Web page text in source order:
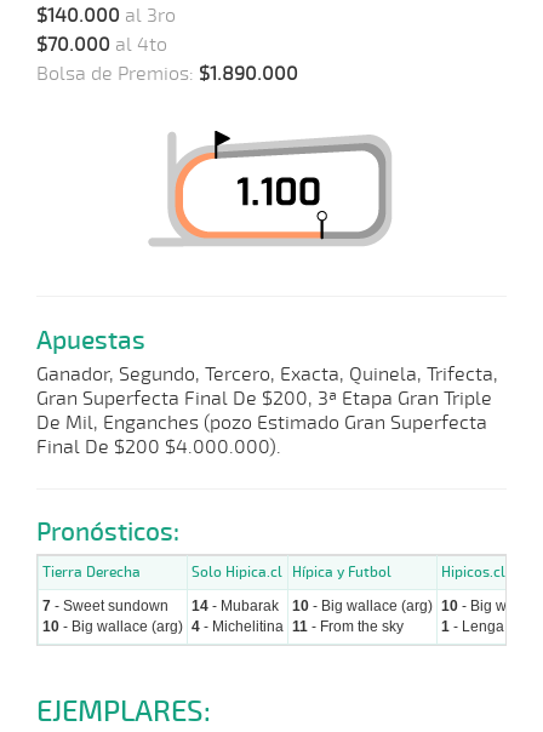
$140.000 al 3ro
$70.000 al 4to
Bolsa de Premios: $1.890.000
Apuestas
Ganador, Segundo, Tercero, Exacta, Quinela, Trifecta,
Gran Superfecta Final De $200, 3ª Etapa Gran Triple
De Mil, Enganches (pozo Estimado Gran Superfecta
Final De $200 $4.000.000).
Pronósticos:
Tierra Derecha Solo Hipica.cl Hípica y Futbol Hipicos.cl
7 - Sweet sundown
10 - Big wallace (arg)
14 - Mubarak
4 - Michelitina
10 - Big wallace (arg)
11 - From the sky
10 - Big
1 - Lenga
EJEMPLARES: